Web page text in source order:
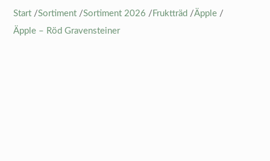
Start /Sortiment /Sortiment 2026 / Fruktträd /Äpple /
Äpple – Röd Gravensteiner